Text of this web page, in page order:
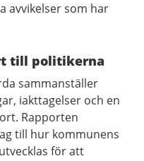
avvikelser som har
till politikerna
sammanställer
iakttagelser och en
Rapporten
till hur kommunens
för att